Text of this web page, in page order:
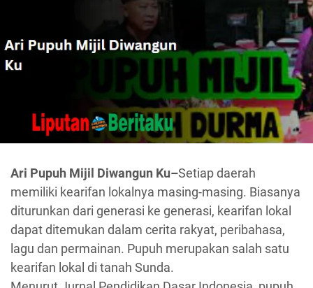
Ari Pupuh Mijil Diwangun Ku–Setiap daerah
memiliki kearifan lokalnya masing-masing. Biasanya
diturunkan dari generasi ke generasi, kearifan lokal
dapat ditemukan dalam cerita rakyat, peribahasa,
lagu dan permainan. Pupuh merupakan salah satu
kearifan lokal di tanah Sunda.